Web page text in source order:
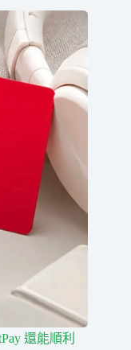
還能順利